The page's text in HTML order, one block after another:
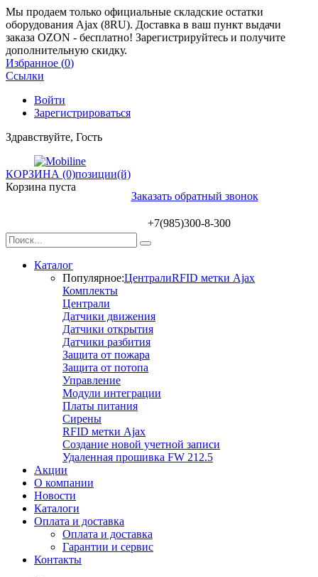
Мы продаем только официальные складские остатки
оборудования Ajax (8RU). Доставка в ваш пункт выдачи
заказа OZON - бесплатно! Зарегистрируйтесь и получите
дополнительную скидку.
Избранное (0)
Ссылки
Войти
Зарегистрироваться
Здравствуйте, Гость
КОРЗИНА (0)позиции(й)
Корзина пуста
Заказать обратный звонок
+7(985)300-8-300
Каталог
Популярное:ЦентралиRFID метки Ajax
Комплекты
Централи
Датчики движения
Датчики открытия
Датчики разбития
Защита от пожара
Защита от потопа
Управление
Модули интеграции
Платы питания
Сирены
RFID метки Ajax
Создание новой учетной записи
Удаленная прошивка FW 212.5
Акции
О компании
Новости
Каталоги
Оплата и доставка
Оплата и доставка
Гарантии и сервис
Контакты